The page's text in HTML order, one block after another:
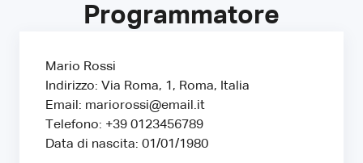
Programmatore
Mario Rossi
Indirizzo: Via Roma, 1, Roma, Italia
Email: mariorossi@email.it
Telefono: +39 0123456789
Data di nascita: 01/01/1980